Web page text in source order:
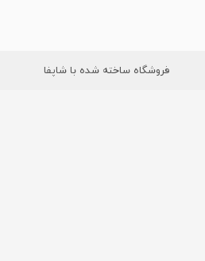
فروشگاه ساخته شده با شاپفا